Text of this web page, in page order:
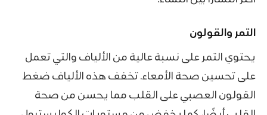
التمر والقولون
يحتوي التمر على نسبة عالية من الألياف والتي تعمل
على تحسين صحة الأمعاء. تخفف هذه الألياف ضغط
القولون العصبي على القلب مما يحسن من صحة